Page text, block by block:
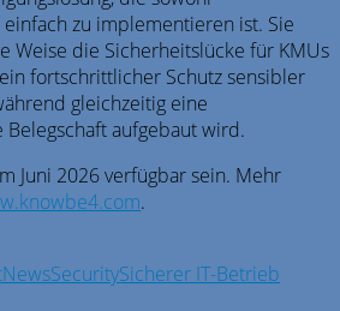
einfach zu implementieren ist. Sie
Weise die Sicherheitslücke für KMUs
fortschrittlicher Schutz sensibler
gleichzeitig eine
aufgebaut wird.
Juni 2026 verfügbar sein. Mehr
.
NewsSecuritySicherer IT-Betrieb